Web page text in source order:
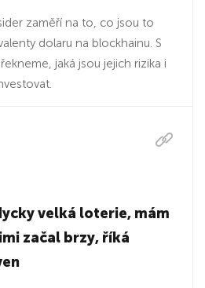
zaměří na to, co jsou to
dolaru na blockhainu. S
jaká jsou jejich rizika i
velká loterie, mám
začal brzy, říká